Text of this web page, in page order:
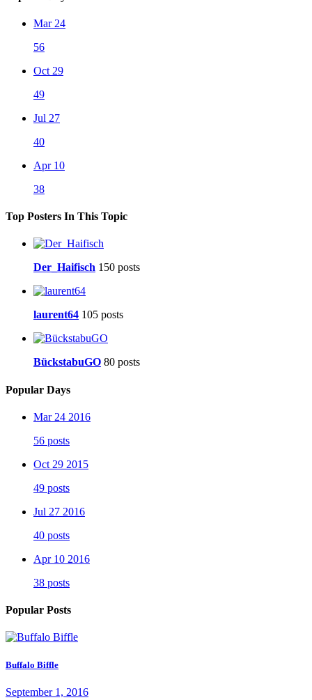
Mar 24
56
Oct 29
49
Jul 27
40
Apr 10
38
Top Posters In This Topic
Der_Haifisch 150 posts
laurent64 105 posts
BückstabuGO 80 posts
Popular Days
Mar 24 2016
56 posts
Oct 29 2015
49 posts
Jul 27 2016
40 posts
Apr 10 2016
38 posts
Popular Posts
Buffalo Biffle
September 1, 2016